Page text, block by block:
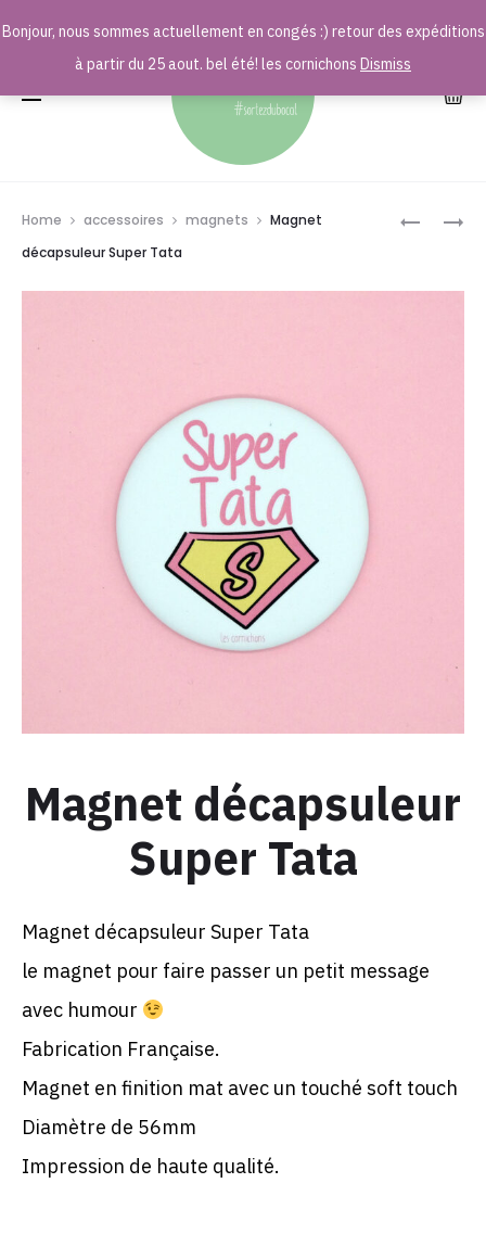
PORTE-
MAGNET
Home accessoires magnets
Magnet
décapsuleur Super Tata
Magnet décapsuleur
Super Tata
Magnet décapsuleur Super Tata
le magnet pour faire passer un petit message
avec humour
Fabrication Française.
Magnet en finition mat avec un touché soft touch
Diamètre de 56mm
Impression de haute qualité.
Bonjour, nous sommes actuellement en congés :) retour des expéditions
à partir du 25 aout. bel été! les cornichons Dismiss